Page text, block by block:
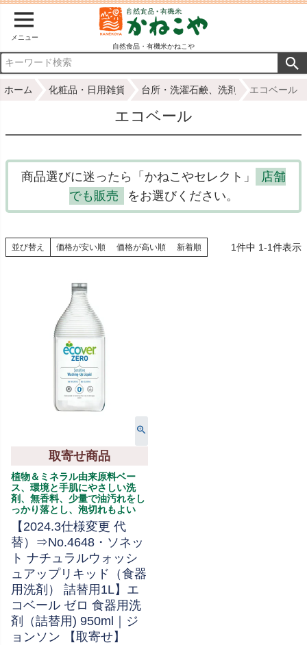
メニュー
自然食品・有機米かねこや
ホーム 化粧品・日用雑貨 台所・洗濯石鹸、洗剤 エコベール
エコベール
商品選びに迷ったら「かねこやセレクト」
店舗
でも販売
をお選びください。
並び替え 価格が安い順 価格が高い順 新着順 1件中 1-1件表示
取寄せ商品
植物＆ミネラル由来原料ベー
ス、環境と手肌にやさしい洗
剤、無香料、少量で油汚れをし
っかり落とし、泡切れもよい
【2024.3仕様変更 代
替）⇒No.4648・ソネッ
ト ナチュラルウォッシ
ュアップリキッド（食器
用洗剤） 詰替用1L】エ
コベール ゼロ 食器用洗
剤（詰替用) 950ml｜ジ
ョンソン 【取寄せ】